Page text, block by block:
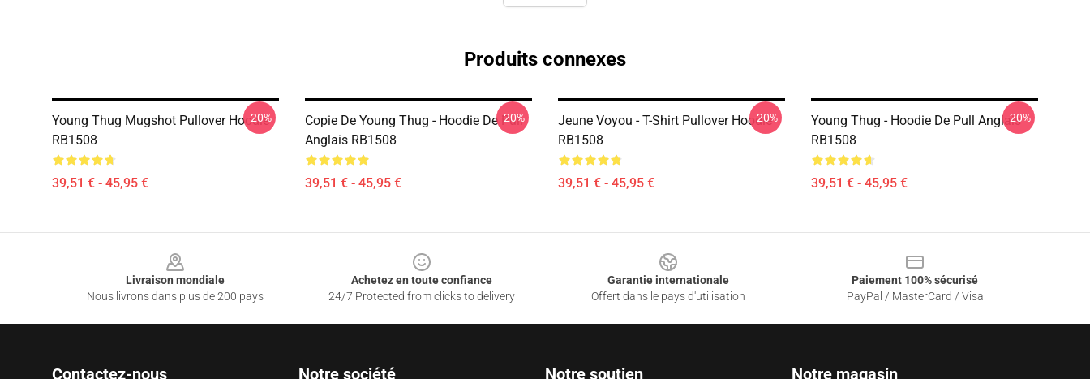
Produits connexes
Young Thug Mugshot Pullover Hoodie
RB1508
39,51 € - 45,95 €
-20%
Copie De Young Thug - Hoodie De Pull
Anglais RB1508
39,51 € - 45,95 €
-20%
Jeune Voyou - T-Shirt Pullover Hoodie
RB1508
39,51 € - 45,95 €
-20%
Young Thug - Hoodie De Pull Anglais
RB1508
39,51 € - 45,95 €
-20%
Livraison mondiale
Nous livrons dans plus de 200 pays
Achetez en toute confiance
24/7 Protected from clicks to delivery
Garantie internationale
Offert dans le pays d'utilisation
Paiement 100% sécurisé
PayPal / MasterCard / Visa
Contactez-nous Notre société Notre soutien Notre magasin